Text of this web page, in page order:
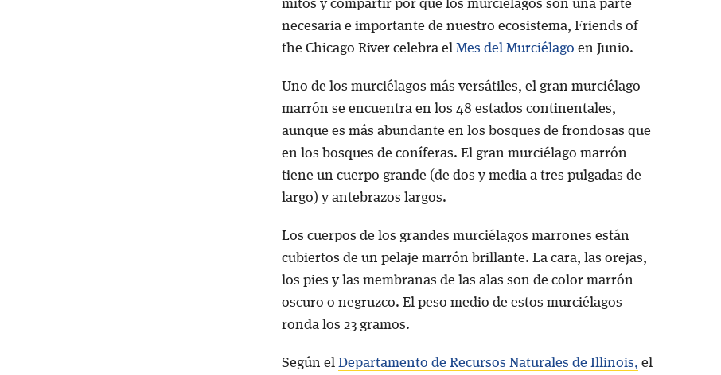
mitos y compartir por qué los murciélagos son una parte
necesaria e importante de nuestro ecosistema, Friends of
the Chicago River celebra elMes del Murciélago en Junio.
Uno de los murciélagos más versátiles, el gran murciélago
marrón se encuentra en los 48 estados continentales,
aunque es más abundante en los bosques de frondosas que
en los bosques de coníferas. El gran murciélago marrón
tiene un cuerpo grande (de dos y media a tres pulgadas de
largo) y antebrazos largos.
Los cuerpos de los grandes murciélagos marrones están
cubiertos de un pelaje marrón brillante. La cara, las orejas,
los pies y las membranas de las alas son de color marrón
oscuro o negruzco. El peso medio de estos murciélagos
ronda los 23 gramos.
Según el Departamento de Recursos Naturales de Illinois, el